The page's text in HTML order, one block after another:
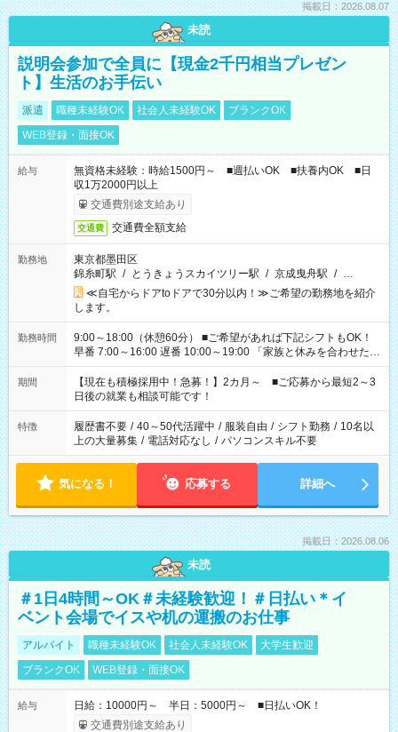
掲載日：2026.08.07
未読
説明会参加で全員に【現金2千円相当プレゼン
ト】生活のお手伝い
派遣 職種未経験OK 社会人未経験OK
ブランクOK
WEB登録・面接OK
給与
無資格未経験：時給1500円～ ■週払いOK ■扶養内OK ■日
収1万2000円以上
交通費別途支給あり
交通費 交通費全額支給
勤務地
東京都墨田区
錦糸町駅 / とうきょうスカイツリー駅 / 京成曳舟駅 / …
≪自宅からドアtoドアで30分以内！≫ご希望の勤務地を紹介
します。
勤務時間
9:00～18:00（休憩60分） ■ご希望があれば下記シフトもOK！
早番 7:00～16:00 遅番 10:00～19:00 「家族と休みを合わせた
い」 「余裕を持って夕飯の準備がしたい」 「できれば残業はし
たくない」 など、ご希望を教えてくださいね。 ※Wワーク希望
の方へ 今ご覧のお仕事で希望する勤務時間と、もう1つのお仕事
の勤務時間。 合計で週40時間を超える場合は応募できません。
期間
【現在も積極採用中！急募！】2カ月～ ■ご応募から最短2～3
日後の就業も相談可能です！
特徴 履歴書不要 / 40～50代活躍中 / 服装自由 / シフト勤務 / 10名以
上の大量募集 / 電話対応なし / パソコンスキル不要
気になる！ 応募する 詳細へ
掲載日：2026.08.06
未読
＃1日4時間～OK＃未経験歓迎！＃日払い＊イ
ベント会場でイスや机の運搬のお仕事
アルバイト 職種未経験OK 社会人未経験OK
大学生歓迎
ブランクOK
WEB登録・面接OK
給与
日給：10000円～ 半日：5000円～ ■日払いOK！
交通費別途支給あり